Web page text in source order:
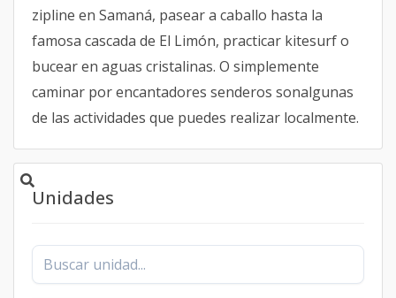
zipline en Samaná, pasear a caballo hasta la
famosa cascada de El Limón, practicar kitesurf o
bucear en aguas cristalinas. O simplemente
caminar por encantadores senderos sonalgunas
de las actividades que puedes realizar localmente.
Unidades